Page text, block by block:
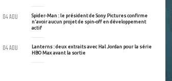
Spider-Man : le président de Sony Pictures confirme
n'avoir aucun projet de spin-off en développement
actif
04 AOU
Lanterns : deux extraits avec Hal Jordan pour la série
HBO Max avant la sortie
04 AOU